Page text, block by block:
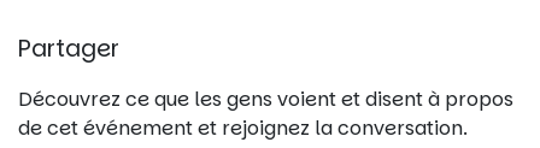
Partager
Découvrez ce que les gens voient et disent à propos
de cet événement et rejoignez la conversation.